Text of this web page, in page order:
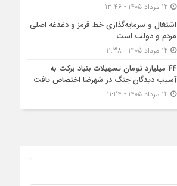
اشتغال و سرمایه‌گذاری خط قرمز و دغدغه اصلی
مردم و دولت است
۴۴ میلیارد تومان تسهیلات بنیاد برکت به
آسیب دیدگان جنگ در شهرضا اختصاص یافت